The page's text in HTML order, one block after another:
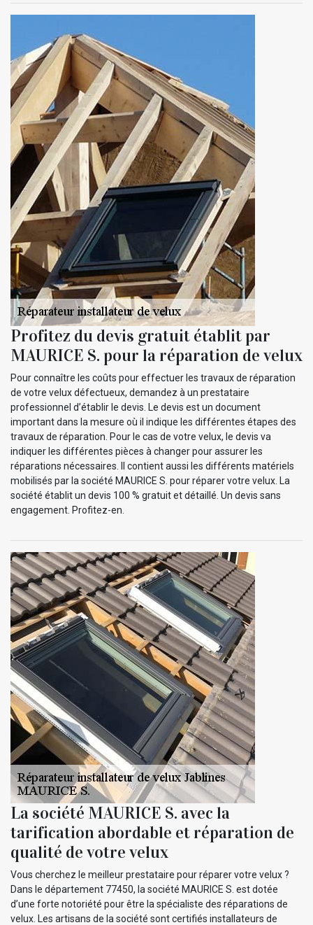
Profitez du devis gratuit établit par
MAURICE S. pour la réparation de velux
Pour connaître les coûts pour effectuer les travaux de réparation
de votre velux défectueux, demandez à un prestataire
professionnel d’établir le devis. Le devis est un document
important dans la mesure où il indique les différentes étapes des
travaux de réparation. Pour le cas de votre velux, le devis va
indiquer les différentes pièces à changer pour assurer les
réparations nécessaires. Il contient aussi les différents matériels
mobilisés par la société MAURICE S. pour réparer votre velux. La
société établit un devis 100 % gratuit et détaillé. Un devis sans
engagement. Profitez-en.
La société MAURICE S. avec la
tarification abordable et réparation de
qualité de votre velux
Vous cherchez le meilleur prestataire pour réparer votre velux ?
Dans le département 77450, la société MAURICE S. est dotée
d’une forte notoriété pour être la spécialiste des réparations de
velux. Les artisans de la société sont certifiés installateurs de